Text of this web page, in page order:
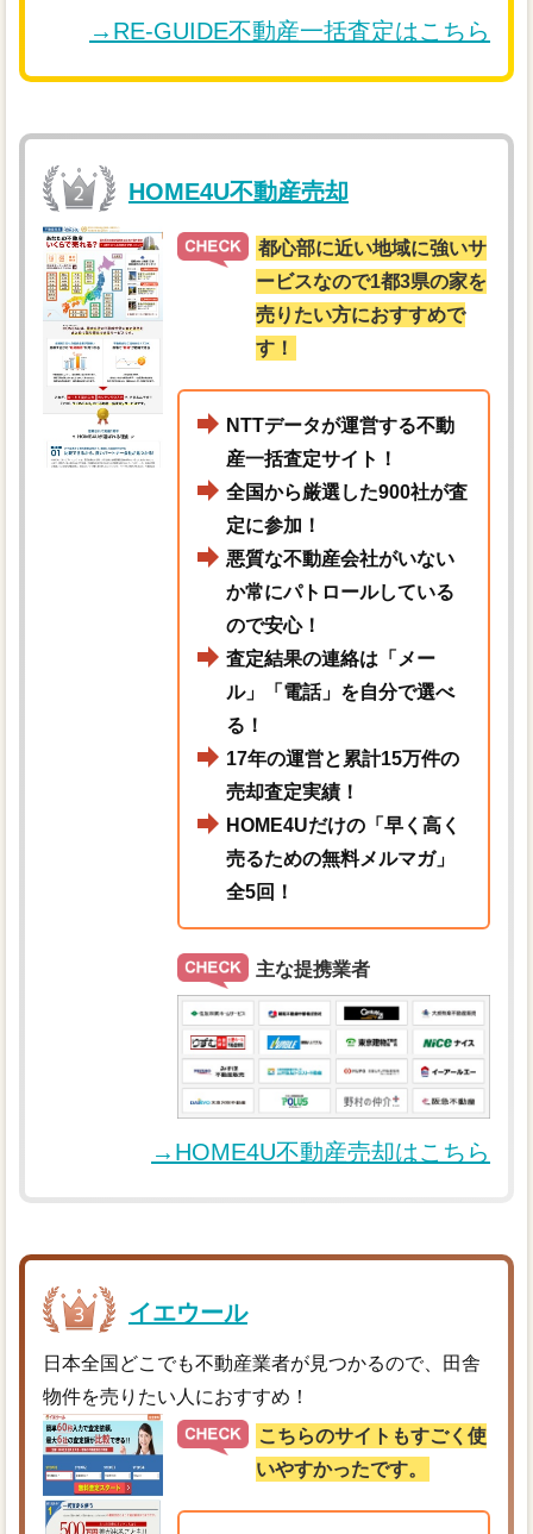
→RE-GUIDE不動産一括査定はこちら
HOME4U不動産売却
都心部に近い地域に強いサ
ービスなので1都3県の家を
売りたい方におすすめで
す！
NTTデータが運営する不動
産一括査定サイト！
全国から厳選した900社が査
定に参加！
悪質な不動産会社がいない
か常にパトロールしている
ので安心！
査定結果の連絡は「メー
ル」「電話」を自分で選べ
る！
17年の運営と累計15万件の
売却査定実績！
HOME4Uだけの「早く高く
売るための無料メルマガ」
全5回！
主な提携業者
→HOME4U不動産売却はこちら
イエウール
日本全国どこでも不動産業者が見つかるので、田舎
物件を売りたい人におすすめ！
こちらのサイトもすごく使
いやすかったです。